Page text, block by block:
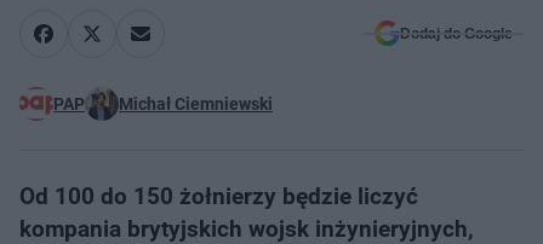
Dodaj do Google
PAP Michał Ciemniewski
Od 100 do 150 żołnierzy będzie liczyć
kompania brytyjskich wojsk inżynieryjnych,